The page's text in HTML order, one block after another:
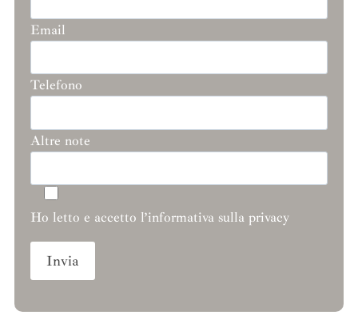
Email
Telefono
Altre note
Ho letto e accetto l’informativa sulla privacy